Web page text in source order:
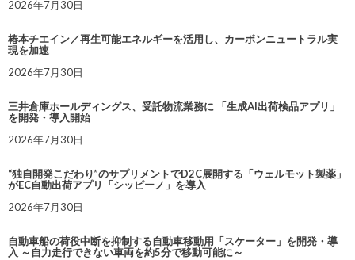
2026年7月30日
椿本チエイン／再生可能エネルギーを活用し、カーボンニュートラル実
現を加速
2026年7月30日
三井倉庫ホールディングス、受託物流業務に 「生成AI出荷検品アプリ」
を開発・導入開始
2026年7月30日
“独自開発こだわり”のサプリメントでD2C展開する「ウェルモット製薬」
がEC自動出荷アプリ「シッピーノ」を導入
2026年7月30日
自動車船の荷役中断を抑制する自動車移動用「スケーター」を開発・導
入 ～自力走行できない車両を約5分で移動可能に～